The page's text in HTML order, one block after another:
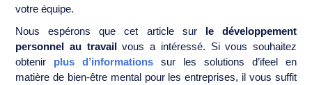
votre équipe.
Nous espérons que cet article sur le développement
personnel au travailvous a intéressé. Si vous souhaitez
obtenir plus d’informations sur les solutions d’ifeel en
matière de bien-être mental pour les entreprises, il vous suffit